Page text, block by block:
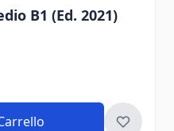
B1 (Ed. 2021)